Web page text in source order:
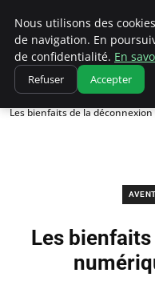
Correze Co
Accueil
Aventures en plein air
Les bienfaits de la
Les
Nous utilisons des
de navigation. En
de confidentialité. En
Refuser Accepter